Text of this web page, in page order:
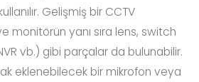
Gelişmiş bir CCTV
monitörün yanı sıra lens, switch
vb.) gibi parçalar da bulunabilir.
eklenebilecek bir mikrofon veya